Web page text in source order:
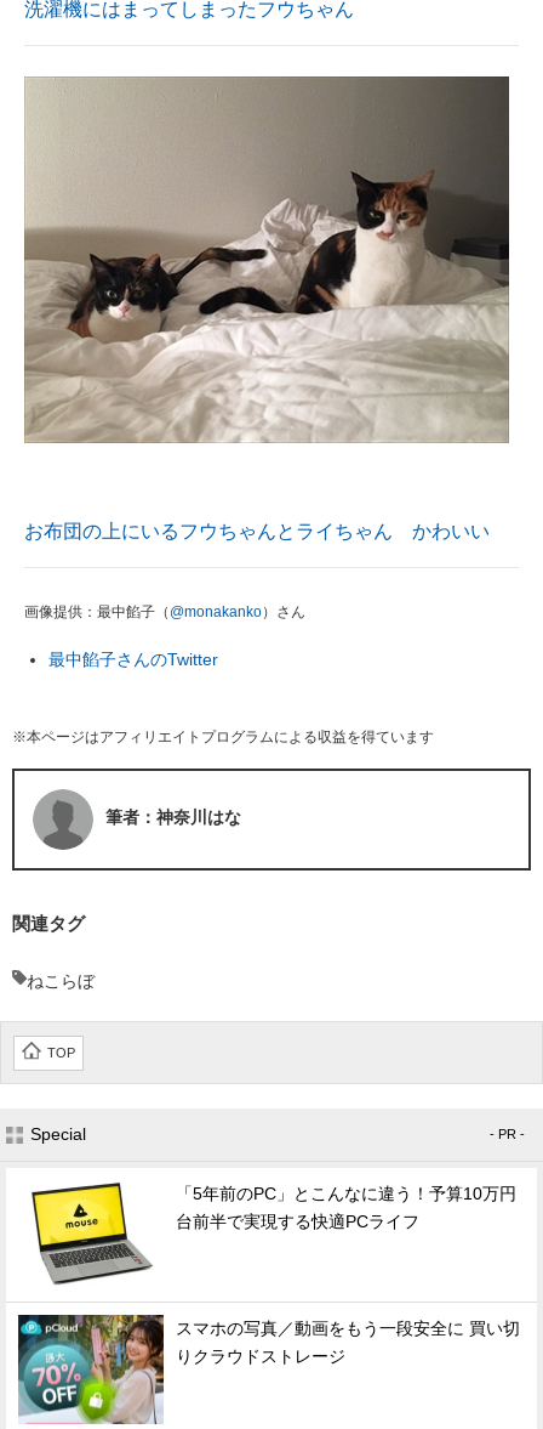
洗濯機にはまってしまったフウちゃん
お布団の上にいるフウちゃんとライちゃん かわいい
画像提供：最中餡子（ @monakanko）さん
最中餡子さんのTwitter
※本ページはアフィリエイトプログラムによる収益を得ています
筆者：神奈川はな
関連タグ
ねこらぼ
TOP
Special - PR -
「5年前のPC」とこんなに違う！予算10万円
台前半で実現する快適PCライフ
スマホの写真／動画をもう一段安全に 買い切
りクラウドストレージ